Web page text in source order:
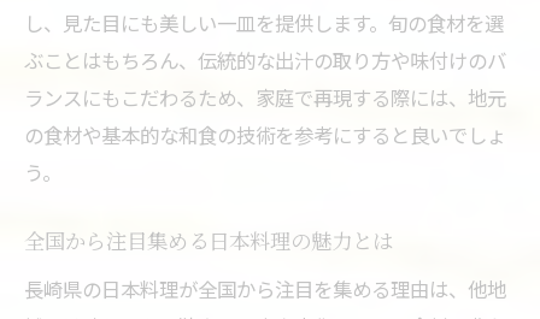
し、見た目にも美しい一皿を提供します。旬の食材を選
ぶことはもちろん、伝統的な出汁の取り方や味付けのバ
ランスにもこだわるため、家庭で再現する際には、地元
の食材や基本的な和食の技術を参考にすると良いでしょ
う。
全国から注目集める日本料理の魅力とは
長崎県の日本料理が全国から注目を集める理由は、他地